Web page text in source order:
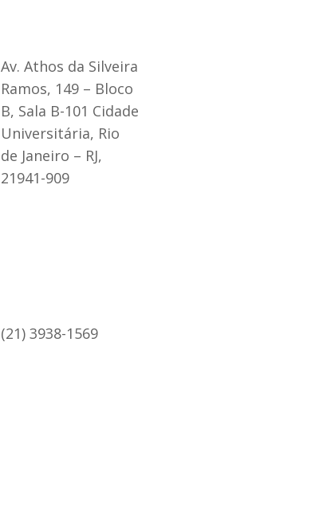
Av. Athos da Silveira
Ramos, 149 – Bloco
B, Sala B-101 Cidade
Universitária, Rio
de Janeiro – RJ,
21941-909
(21) 3938-1569